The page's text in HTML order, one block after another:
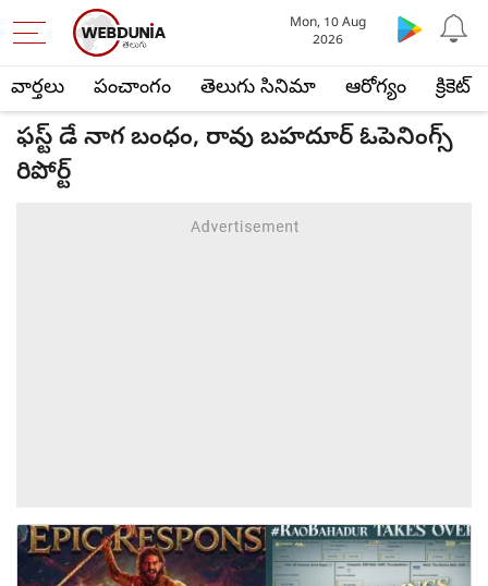
వార్తలు పంచాంగం తెలుగు సినిమా ఆరోగ్యం క్రికెట్
Mon, 10 Aug
2026
ఫస్ట్ డే నాగ బంధం, రావు బహదూర్ ఓపెనింగ్స్
రిపోర్ట్